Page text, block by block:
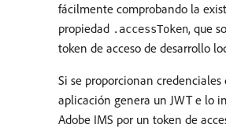
fácilmente comprobando la
propiedad .accessToken, que
token de acceso de desarrollo
Si se proporcionan credenciales
aplicación genera un JWT e lo
Adobe IMS por un token de